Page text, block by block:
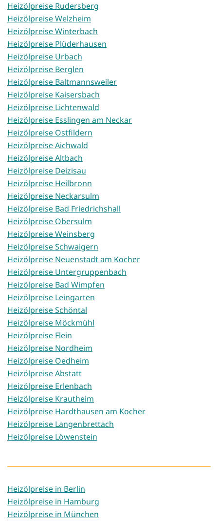
Heizölpreise Rudersberg
Heizölpreise Welzheim
Heizölpreise Winterbach
Heizölpreise Plüderhausen
Heizölpreise Urbach
Heizölpreise Berglen
Heizölpreise Baltmannsweiler
Heizölpreise Kaisersbach
Heizölpreise Lichtenwald
Heizölpreise Esslingen am Neckar
Heizölpreise Ostfildern
Heizölpreise Aichwald
Heizölpreise Altbach
Heizölpreise Deizisau
Heizölpreise Heilbronn
Heizölpreise Neckarsulm
Heizölpreise Bad Friedrichshall
Heizölpreise Obersulm
Heizölpreise Weinsberg
Heizölpreise Schwaigern
Heizölpreise Neuenstadt am Kocher
Heizölpreise Untergruppenbach
Heizölpreise Bad Wimpfen
Heizölpreise Leingarten
Heizölpreise Schöntal
Heizölpreise Möckmühl
Heizölpreise Flein
Heizölpreise Nordheim
Heizölpreise Oedheim
Heizölpreise Abstatt
Heizölpreise Erlenbach
Heizölpreise Krautheim
Heizölpreise Hardthausen am Kocher
Heizölpreise Langenbrettach
Heizölpreise Löwenstein
Heizölpreise in Berlin
Heizölpreise in Hamburg
Heizölpreise in München